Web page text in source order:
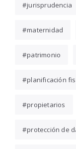
jurisprudencia
maternidad
patrimonio
planificación
propietarios
protección de